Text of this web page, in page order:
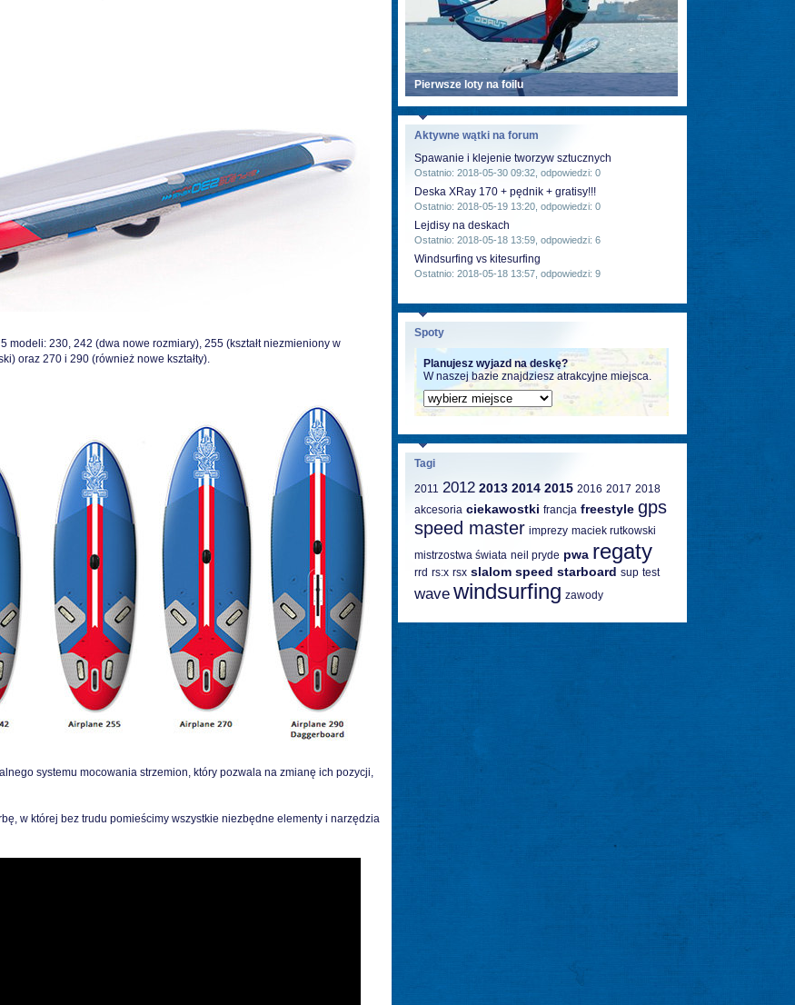
modeli: 230, 242 (dwa nowe rozmiary), 255 (kształt niezmieniony w
oraz 270 i 290 (również nowe kształty).
systemu mocowania strzemion, który pozwala na zmianę ich pozycji,
w której bez trudu pomieścimy wszystkie niezbędne elementy i narzędzia
Pierwsze loty na foilu
Aktywne wątki na forum
Spawanie i klejenie tworzyw sztucznych
Ostatnio: 2018-05-30 09:32, odpowiedzi: 0
Deska XRay 170 + pędnik + gratisy!!!
Ostatnio: 2018-05-19 13:20, odpowiedzi: 0
Lejdisy na deskach
Ostatnio: 2018-05-18 13:59, odpowiedzi: 6
Windsurfing vs kitesurfing
Ostatnio: 2018-05-18 13:57, odpowiedzi: 9
Spoty
Planujesz wyjazd na deskę?
W naszej bazie znajdziesz atrakcyjne miejsca.
Tagi
2011 2012 2013 2014 2015 2016 2017 2018
akcesoria ciekawostki francja freestyle gps
speed master imprezy maciek rutkowski
mistrzostwa świata neil pryde pwa regaty
rrd rs:x rsx slalom speed starboard sup test
wave windsurfing zawody